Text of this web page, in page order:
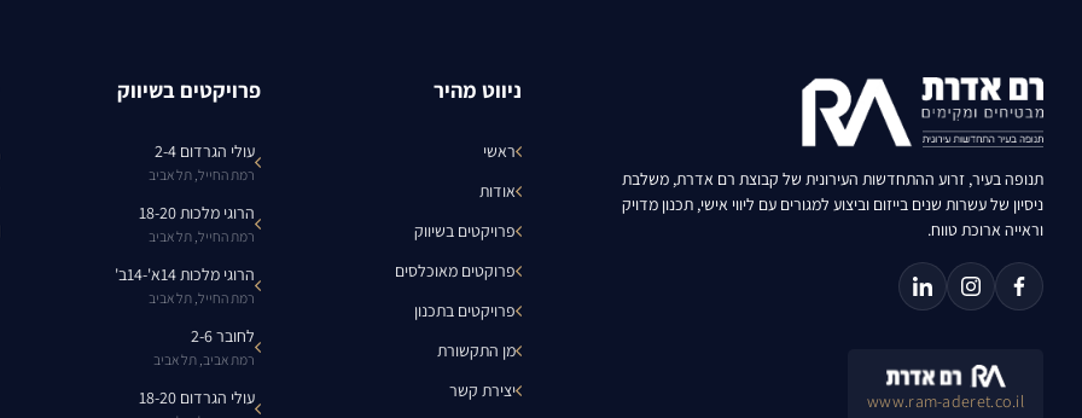
תנופה בעיר, זרוע ההתחדשות העירונית של קבוצת רם אדרת, משלבת
ניסיון של עשרות שנים בייזום וביצוע למגורים עם ליווי אישי, תכנון מדויק
וראייה ארוכת טווח.
www.ram-aderet.co.il
ניווט מהיר
ראשי
אודות
פרויקטים בשיווק
פרוקטים מאוכלסים
פרויקטים בתכנון
מן התקשורת
יצירת קשר
פרויקטים בשיווק
עולי הגרדום 2-4
רמת החייל, תל אביב
הרוגי מלכות 18-20
רמת החייל, תל אביב
הרוגי מלכות 14א'-14ב'
רמת החייל, תל אביב
לחובר 2-6
רמת אביב, תל אביב
עולי הגרדום 18-20